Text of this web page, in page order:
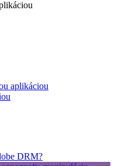
aplikáciou
DRM?